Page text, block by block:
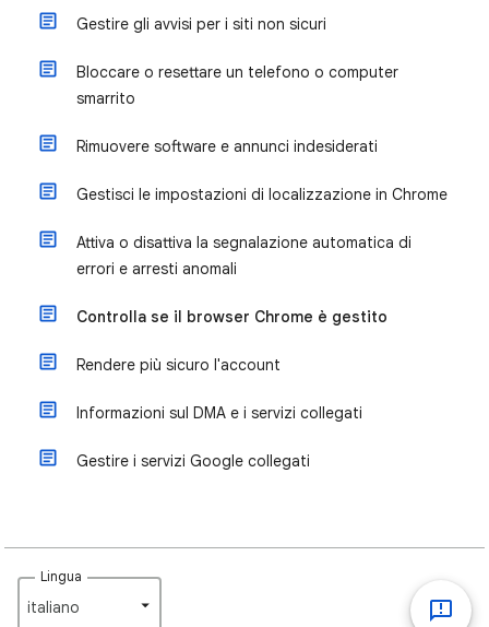
Gestire gli avvisi per i siti non sicuri
Bloccare o resettare un telefono o computer
smarrito
Rimuovere software e annunci indesiderati
Gestisci le impostazioni di localizzazione in Chrome
Attiva o disattiva la segnalazione automatica di
errori e arresti anomali
Controlla se il browser Chrome è gestito
Rendere più sicuro l'account
Informazioni sul DMA e i servizi collegati
Gestire i servizi Google collegati
Lingua
italiano‎